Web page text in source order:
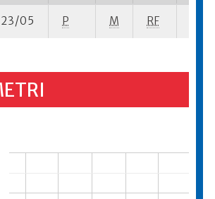
23/05 P M RF